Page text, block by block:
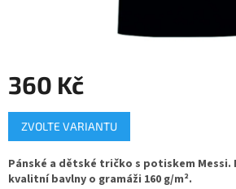
360 Kč
Měrná
cena:
ZVOLTE VARIANTU
Pánské a dětské tričko s potiskem Messi.
kvalitní bavlny o gramáži 160 g/m².